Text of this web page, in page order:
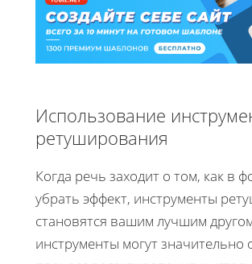
Использование
ретуширования
Когда речь заходит о том, как в
убрать эффект, инструменты
становятся вашим лучшим
инструменты могут значительно